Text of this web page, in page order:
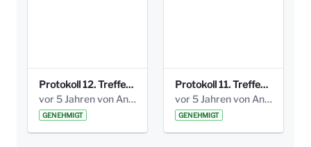
Protokoll 12. Treffen 20150921 AG Bismarckplatz.pdf
vor 5 Jahren von Anni Schlumberger
GENEHMIGT
Protokoll 11. Treffen 20150901 AG Bismarckplatz.pdf
vor 5 Jahren von Anni Schlumberger
GENEHMIGT